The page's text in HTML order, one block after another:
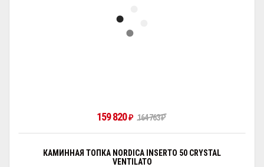
159 820₽ 164 763₽
КАМИННАЯ ТОПКА NORDICA INSERTO 50 CRYSTAL
VENTILATO